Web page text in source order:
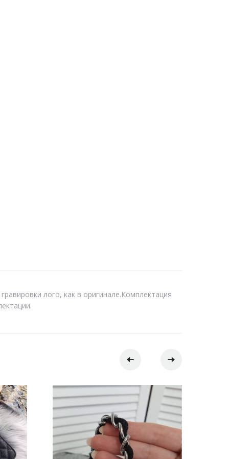
лого, как в оригинале.Комплектация